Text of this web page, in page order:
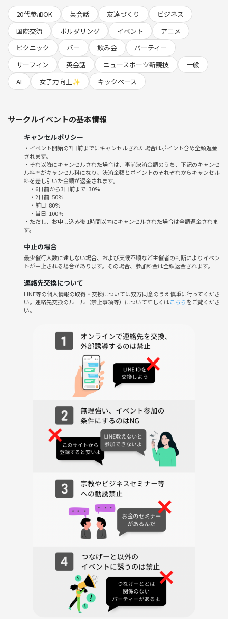
楽しみにしています！
⭐︎人としゃべる機会が欲しい
⭐︎人と話して視野を広げたい
⭐︎空き時間に人と話したい
☆友達を作りたい
⭐︎プライベートを充実したい
⭐︎いろんな業種の方と交流したい
カフェ会ですー☕️
気軽に参加してみてくださーい✨
📝イベント詳細📝
💰料金
1,300円
※コーヒー＋軽食1品を含む！
※コーヒー以外もあります！
※主催側で先にドリンクバーとフード購入！
🏠場所
渋谷にあるカフェ
👫年齢
20歳以上
（開始時刻の10分ほど前から主催者がいます）
（受付時に現金でのお支払いとなります）
③ドリンクをセルフで取りへ行く
④プロフィールカード記入後に自己紹介
⑥フリートーク（途中、1回席替えあり)
⑦LINE交換タイム
①開始時刻に遅れる場合はご連絡ください。
②パワハラやセクハラ、暴言、大声、
差別的な発言、悪口、嫌がらせ、いじめ、
過度な勧誘（MLMや宗教）や営業、執拗に
連絡先を聞くこと、進行の妨害、許可のな いチラシ配布はおや
③地震、台風などの災害や悪天候時には
皆様の安全を確保するために
当社の判断により当会は中止いたします
ので、極端に天候が悪い場合はご確認
をよろしくお願いいたします。
20代参加OK
英会話 友達づくり
ビジネス
国際交流
ボルダリング イベント
アニメ
ピクニック
バー 飲み会
パーティー
サーフィン
英会話 ニュースポーツ新競技
一般
AI
女子力向上✨ キックベース
サークルイベントの基本情報
キャンセルポリシー
・イベント開始の7日前までにキャンセルされた場合はポイント含め全額返金
されます。
・それ以降にキャンセルされた場合は、事前決済金額のうち、下記のキャンセ
ル料率がキャンセル料になり、決済金額とポイントのそれぞれからキャンセル
料を差し引いた金額が返金されます。
・6日前から3日前まで: 30%
・2日前: 50%
・前日: 80%
・当日: 100%
・ただし、お申し込み後 1時間以内にキャンセルされた場合は全額返金されま
す。
中止の場合
最少催行人数に達しない場合、および天候不順など主催者の判断によりイベン
トが中止される場合があります。その場合、参加料金は全額返金されます。
連絡先交換について
LINE等の個人情報の取得・交換については双方同意のうえ慎重に行ってくださ
い。連絡先交換のルール（禁止事項等）について詳しくはこちらをご覧くださ
い。